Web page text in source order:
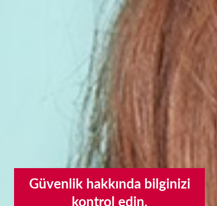
Güvenlik hakkında bilginizi
kontrol edin.
Talimatlar için kaydırmaya
devam edin